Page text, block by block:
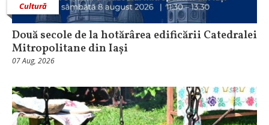
Cultură
Două secole de la hotărârea edificării Catedralei
Mitropolitane din Iași
07 Aug, 2026